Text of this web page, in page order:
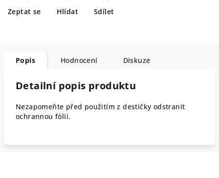
Zeptat se Hlídat Sdílet
Popis Hodnocení Diskuze
Detailní popis produktu
Nezapomeňte před použitím z destičky odstranit
ochrannou fólii.